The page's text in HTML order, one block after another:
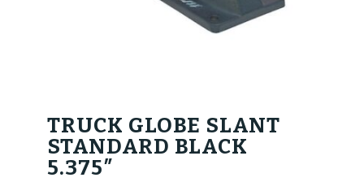
TRUCK GLOBE SLANT
STANDARD BLACK
5.375″